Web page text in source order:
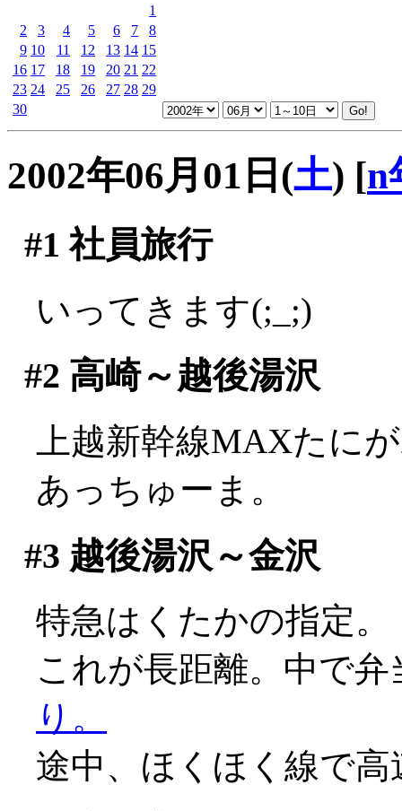
1
2
3 4 5 6 7
8
9 10 11 12 13 14 15
16 17 18 19 20 21 22
23 24 25 26 27 28 29
30
2002年06月01日(土) [n
#1 社員旅行
いってきます(;_;)
#2 高崎～越後湯沢
上越新幹線MAXたに
あっちゅーま。
#3 越後湯沢～金沢
特急はくたかの指定。
これが長距離。中で
り。
途中、ほくほく線で